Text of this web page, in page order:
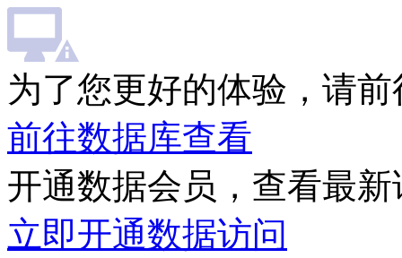
为了您更好的体验，请
前往数据库查看
开通数据会员，查看最
立即开通数据访问